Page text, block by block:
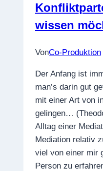
Sie
mal
wissen
VonCo-Produktion
Der Anfang ist
man’s darin gut
mit einer Art von
gelingen…
Alltag einer
Mediation relativ
viel von einer mir
Person zu